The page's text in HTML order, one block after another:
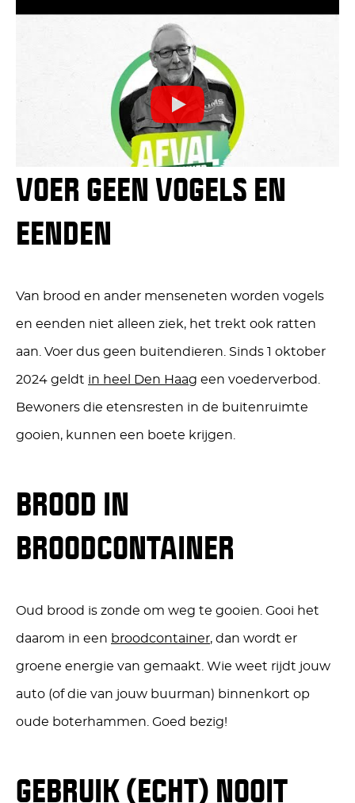
VOER GEEN VOGELS EN
EENDEN
Van brood en ander menseneten worden vogels
en eenden niet alleen ziek, het trekt ook ratten
aan. Voer dus geen buitendieren. Sinds 1 oktober
2024 geldt in heel Den Haag een voederverbod.
Bewoners die etensresten in de buitenruimte
gooien, kunnen een boete krijgen.
BROOD IN
BROODCONTAINER
Oud brood is zonde om weg te gooien. Gooi het
daarom in een broodcontainer, dan wordt er
groene energie van gemaakt. Wie weet rijdt jouw
auto (of die van jouw buurman) binnenkort op
oude boterhammen. Goed bezig!
GEBRUIK (ECHT) NOOIT